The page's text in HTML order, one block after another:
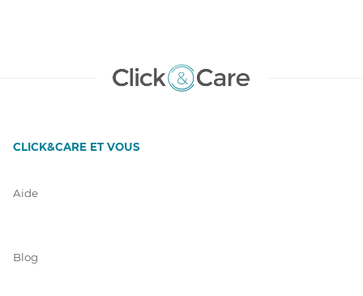
CLICK&CARE ET VOUS
Aide
Blog